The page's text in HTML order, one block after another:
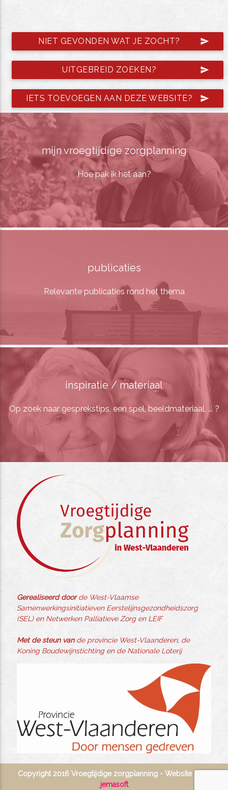
NIET GEVONDEN WAT JE ZOCHT? send
UITGEBREID ZOEKEN? send
IETS TOEVOEGEN AAN DEZE WEBSITE? send
mijn vroegtijdige zorgplanning
Hoe pak ik het aan?
publicaties
Relevante publicaties rond het thema
inspiratie / materiaal
Op zoek naar gesprekstips, een spel, beeldmateriaal, ... ?
Gerealiseerd doorde West-Vlaamse
Samenwerkingsinitiatieven Eerstelijnsgezondheidszorg
(SEL) en Netwerken Palliatieve Zorg en LEIF
Met de steun vande provincie West-Vlaanderen, de
Koning Boudewijnstichting en de Nationale Loterij
Copyright 2016 Vroegtijdige zorgplanning - Website door
jemasoft